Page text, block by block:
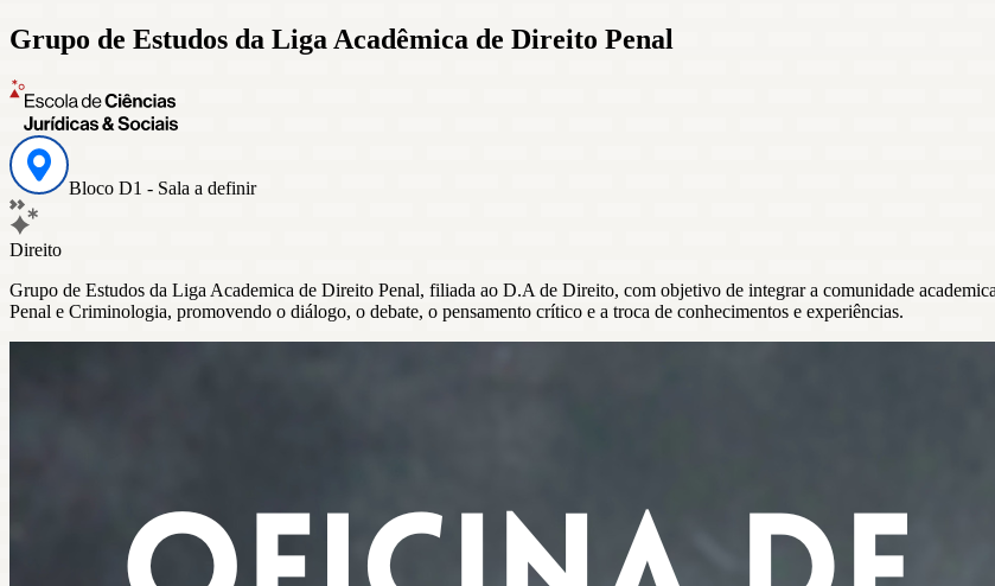
Grupo de Estudos da Liga Acadêmica de Direito Penal
Bloco D1 - Sala a definir
Direito
Grupo de Estudos da Liga Academica de Direito Penal, filiada ao D.A de Direito, com objetivo de integrar a comunidade
Penal e Criminologia, promovendo o diálogo, o debate, o pensamento crítico e a troca de conhecimentos e experiências.